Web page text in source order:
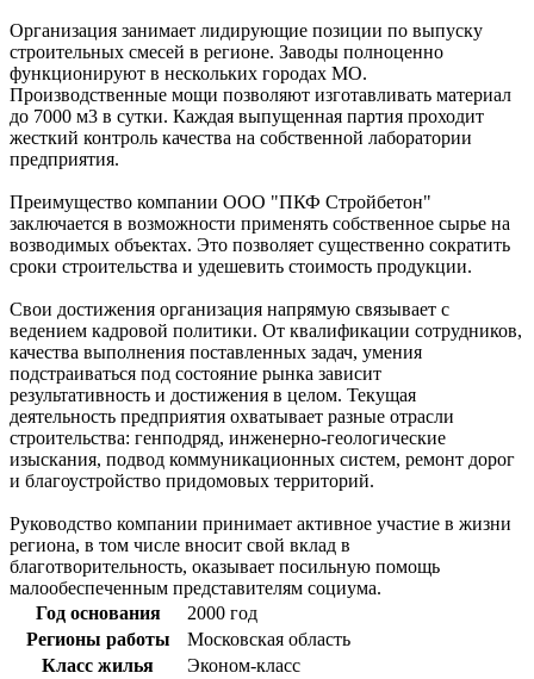
Организация занимает лидирующие позиции по выпуску
строительных смесей в регионе. Заводы полноценно
функционируют в нескольких городах МО.
Производственные мощи позволяют изготавливать материал
до 7000 м3 в сутки. Каждая выпущенная партия проходит
жесткий контроль качества на собственной лаборатории
предприятия.
Преимущество компании ООО "ПКФ Стройбетон"
заключается в возможности применять собственное сырье на
возводимых объектах. Это позволяет существенно сократить
сроки строительства и удешевить стоимость продукции.
Свои достижения организация напрямую связывает с
ведением кадровой политики. От квалификации сотрудников,
качества выполнения поставленных задач, умения
подстраиваться под состояние рынка зависит
результативность и достижения в целом. Текущая
деятельность предприятия охватывает разные отрасли
строительства: генподряд, инженерно-геологические
изыскания, подвод коммуникационных систем, ремонт дорог
и благоустройство придомовых территорий.
Руководство компании принимает активное участие в жизни
региона, в том числе вносит свой вклад в
благотворительность, оказывает посильную помощь
малообеспеченным представителям социума.
Год основания
2000 год
Регионы работы
Московская область
Класс жилья
Эконом-класс